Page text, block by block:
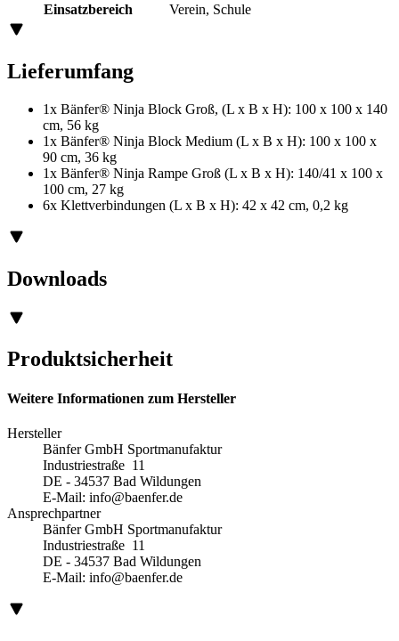
Einsatzbereich
Verein, Schule
Lieferumfang
1x Bänfer® Ninja Block Groß, (L x B x H): 100 x 100 x 140
cm, 56 kg
1x Bänfer® Ninja Block Medium (L x B x H): 100 x 100 x
90 cm, 36 kg
1x Bänfer® Ninja Rampe Groß (L x B x H): 140/41 x 100 x
100 cm, 27 kg
6x Klettverbindungen (L x B x H): 42 x 42 cm, 0,2 kg
Downloads
Produktsicherheit
Weitere Informationen zum Hersteller
Hersteller
Bänfer GmbH Sportmanufaktur
Industriestraße 11
DE - 34537 Bad Wildungen
E-Mail: info@baenfer.de
Ansprechpartner
Bänfer GmbH Sportmanufaktur
Industriestraße 11
DE - 34537 Bad Wildungen
E-Mail: info@baenfer.de